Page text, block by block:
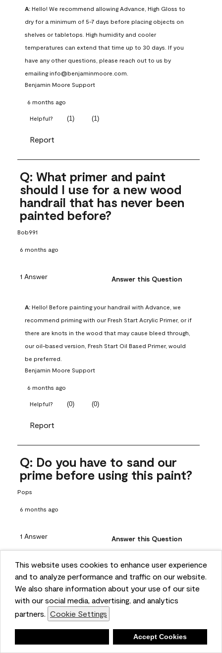
This website uses cookies to enhance user experience
and to analyze performance and traffic on our website.
We also share information about your use of our site
with our social media, advertising, and analytics
partners. Cookie Settings
Accept Cookies
A: Hello! We recommend allowing Advance, High Gloss to
dry for a minimum of 5-7 days before placing objects on
shelves or tabletops. High humidity and cooler
temperatures can extend that time up to 30 days. If you
have any other questions, please reach out to us by
emailing info@benjaminmoore.com.
Benjamin Moore Support
6 months ago
Helpful? (1) (1)
Report
Q: What primer and paint
should I use for a new wood
handrail that has never been
painted before?
Bob991
6 months ago
1 Answer Answer this Question
A: Hello! Before painting your handrail with Advance, we
recommend priming with our Fresh Start Acrylic Primer, or if
there are knots in the wood that may cause bleed through,
our oil-based version, Fresh Start Oil Based Primer, would
be preferred.
Benjamin Moore Support
6 months ago
Helpful? (0) (0)
Report
Q: Do you have to sand our
prime before using this paint?
Pops
6 months ago
1 Answer Answer this Question
A: Thanks for reaching out! If the surface has a shine to it or
has been previously painted, we recommend properly
prepping the surface, which does include sanding and
priming. Proper prep includes a good cleaning and rinsing
with a household detergent such as Dawn or Simple Green.
Once dry, lightly sand the surfaces with a medium
sandpaper, one that has a grit of 150 or 180. Clean the